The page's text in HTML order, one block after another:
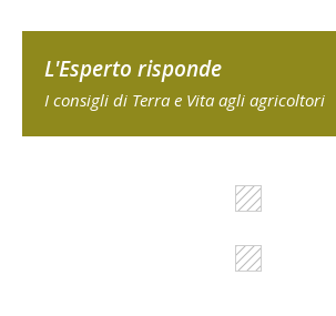
L'Esperto risponde
I consigli di Terra e Vita agli agricoltori